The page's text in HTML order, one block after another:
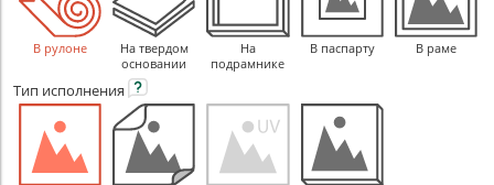
В рулоне
На твердом
основании
На
подрамнике
В паспарту В раме
Тип исполнения